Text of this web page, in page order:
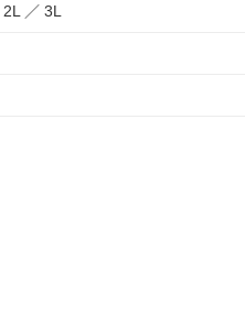
／ 3L